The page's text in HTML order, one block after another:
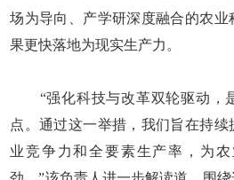
场为导向、产学研深度融合的农
果更快落地为现实生产力。
“强化科技与改革双轮驱动，
点。通过这一举措，我们旨在持
业竞争力和全要素生产率，为